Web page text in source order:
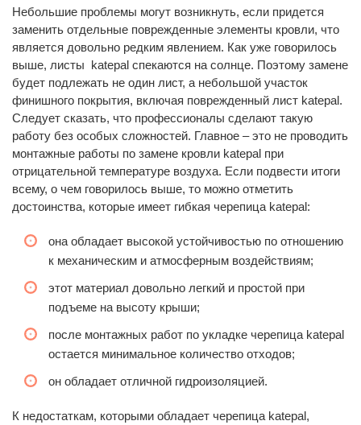
Небольшие проблемы могут возникнуть, если придется
заменить отдельные поврежденные элементы кровли, что
является довольно редким явлением. Как уже говорилось
выше, листы katepal спекаются на солнце. Поэтому замене
будет подлежать не один лист, а небольшой участок
финишного покрытия, включая поврежденный лист katepal.
Следует сказать, что профессионалы сделают такую
работу без особых сложностей. Главное – это не проводить
монтажные работы по замене кровли katepal при
отрицательной температуре воздуха. Если подвести итоги
всему, о чем говорилось выше, то можно отметить
достоинства, которые имеет гибкая черепица katepal:
она обладает высокой устойчивостью по отношению
к механическим и атмосферным воздействиям;
этот материал довольно легкий и простой при
подъеме на высоту крыши;
после монтажных работ по укладке черепица katepal
остается минимальное количество отходов;
он обладает отличной гидроизоляцией.
К недостаткам, которыми обладает черепица katepal,